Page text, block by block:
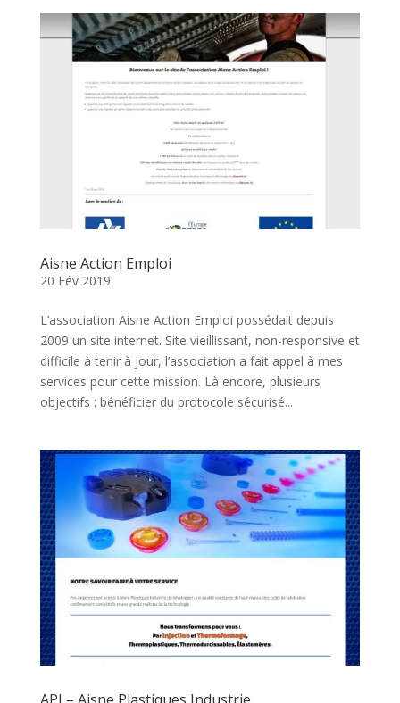
Aisne Action Emploi
20 Fév 2019
L’association Aisne Action Emploi possédait depuis
2009 un site internet. Site vieillissant, non-responsive et
difficile à tenir à jour, l’association a fait appel à mes
services pour cette mission. Là encore, plusieurs
objectifs : bénéficier du protocole sécurisé...